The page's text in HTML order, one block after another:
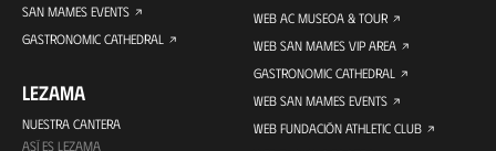
SAN MAMES EVENTS
GASTRONOMIC CATHEDRAL
LEZAMA
NUESTRA CANTERA
ASÍ ES LEZAMA
WEB AC MUSEOA & TOUR
WEB SAN MAMES VIP AREA
GASTRONOMIC CATHEDRAL
WEB SAN MAMES EVENTS
WEB FUNDACIÓN ATHLETIC CLUB